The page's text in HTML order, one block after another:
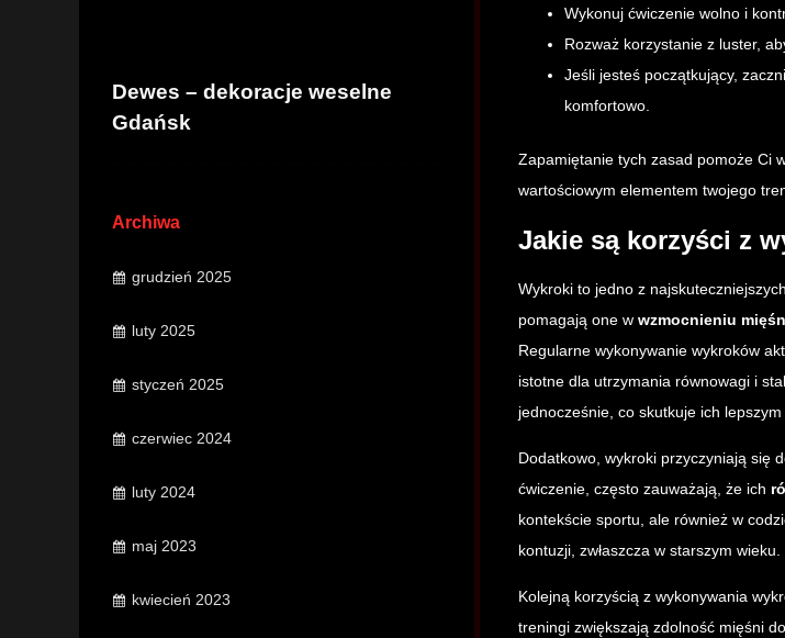
Dewes – dekoracje weselne
Gdańsk
Archiwa
grudzień 2025
luty 2025
styczeń 2025
czerwiec 2024
luty 2024
maj 2023
kwiecień 2023
Wykonuj ćwiczenie wolno i
Rozważ korzystanie z luster,
Jeśli jesteś początkujący,
komfortowo.
Zapamiętanie tych zasad pomoże Ci
wartościowym elementem twojego
Jakie są korzyści z
Wykroki to jedno z
pomagają one w wzmocnieniu
Regularne wykonywanie wykroków
istotne dla utrzymania równowagi i
jednocześnie, co skutkuje ich lepszym
Dodatkowo, wykroki przyczyniają się
ćwiczenie, często zauważają, że ich
kontekście sportu, ale również w
kontuzji, zwłaszcza w starszym wieku.
Kolejną korzyścią z wykonywania
treningi zwiększają zdolność mięśni